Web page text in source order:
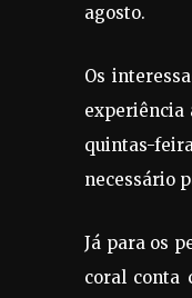
agosto.
Os
experiência
quintas-
necessário
Já para os
coral conta